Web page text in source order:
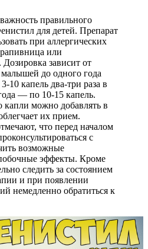
правильного
для детей. Препарат
при аллергических
или
зависит от
малышей до одного года
10 капель два-три раза в
— по 10-15 капель.
капли можно добавлять в
их прием.
что перед началом
с
возможные
эффекты. Кроме
следить за состоянием
и при появлении
немедленно обратиться к